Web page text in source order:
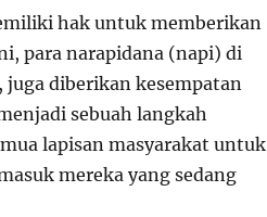
hak untuk memberikan
para narapidana (napi) di
juga diberikan kesempatan
sebuah langkah
lapisan masyarakat untuk
mereka yang sedang